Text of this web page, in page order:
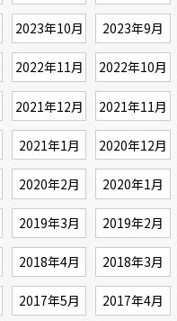
2023年10月 2023年9月
2022年11月 2022年10月
2021年12月 2021年11月
2021年1月 2020年12月
2020年2月 2020年1月
2019年3月 2019年2月
2018年4月 2018年3月
2017年5月 2017年4月